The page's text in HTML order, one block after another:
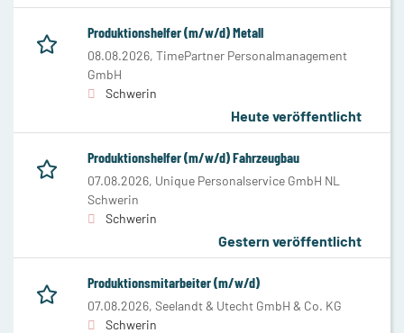
Produktionshelfer (m/w/d) Metall
08.08.2026, TimePartner Personalmanagement
GmbH
Schwerin
Heute veröffentlicht
Produktionshelfer (m/w/d) Fahrzeugbau
07.08.2026, Unique Personalservice GmbH NL
Schwerin
Schwerin
Gestern veröffentlicht
Produktionsmitarbeiter (m/w/d)
07.08.2026, Seelandt & Utecht GmbH & Co. KG
Schwerin